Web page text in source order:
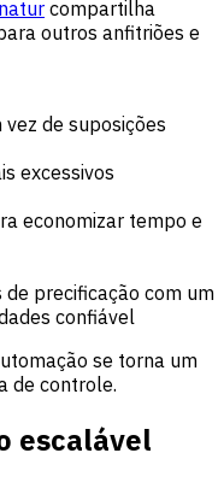
compartilha
outros anfitriões e
de suposições
excessivos
economizar tempo e
precificação com um
confiável
se torna um
de controle.
escalável